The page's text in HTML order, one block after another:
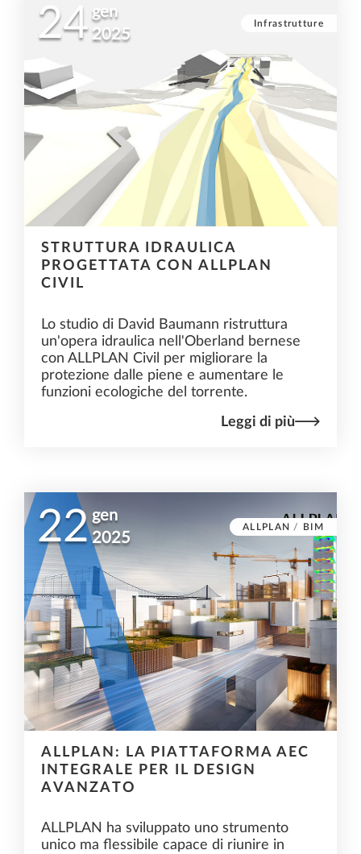
24 gen
2025
Infrastrutture
STRUTTURA IDRAULICA
PROGETTATA CON ALLPLAN
CIVIL
Lo studio di David Baumann ristruttura
un'opera idraulica nell'Oberland bernese
con ALLPLAN Civil per migliorare la
protezione dalle piene e aumentare le
funzioni ecologiche del torrente.
Leggi di più
22 gen
2025
ALLPLAN / BIM
ALLPLAN: LA PIATTAFORMA AEC
INTEGRALE PER IL DESIGN
AVANZATO
ALLPLAN ha sviluppato uno strumento
unico ma flessibile capace di riunire in